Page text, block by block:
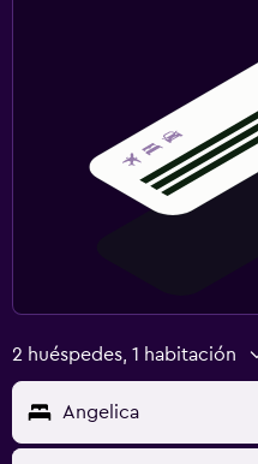
2 huéspedes, 1 habitación
Angelica